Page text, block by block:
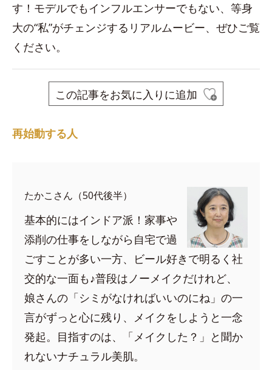
す！モデルでもインフルエンサーでもない、等身
大の“私”がチェンジするリアルムービー、ぜひご覧
ください。
この記事をお気に入りに追加
再始動する人
たかこさん（50代後半）
基本的にはインドア派！家事や
添削の仕事をしながら自宅で過
ごすことが多い一方、ビール好きで明るく社
交的な一面も♪普段はノーメイクだけれど、
娘さんの「シミがなければいいのにね」の一
言がずっと心に残り、メイクをしようと一念
発起。目指すのは、「メイクした？」と聞か
れないナチュラル美肌。